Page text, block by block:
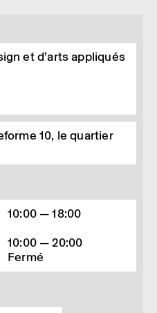
et d’arts appliqués
10, le quartier
10:00 — 18:00
10:00 — 20:00
Fermé